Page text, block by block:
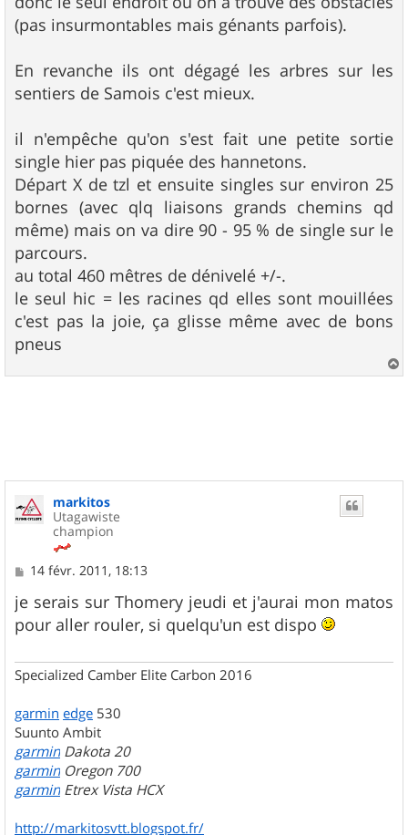
(pas insurmontables mais génants parfois).
En revanche ils ont dégagé les arbres sur les
sentiers de Samois c'est mieux.
il n'empêche qu'on s'est fait une petite sortie
single hier pas piquée des hannetons.
Départ X de tzl et ensuite singles sur environ 25
bornes (avec qlq liaisons grands chemins qd
même) mais on va dire 90 - 95 % de single sur le
parcours.
au total 460 mêtres de dénivelé +/-.
le seul hic = les racines qd elles sont mouillées
c'est pas la joie, ça glisse même avec de bons
pneus
a
markitos
Utagawiste
champion
M
s
s
a
14 févr. 2011, 18:13
je serais sur Thomery jeudi et j'aurai mon matos
pour aller rouler, si quelqu'un est dispo
Specialized Camber Elite Carbon 2016
garmin edge 530
Suunto Ambit
garmin Dakota 20
garmin Oregon 700
garmin Etrex Vista HCX
http://markitosvtt.blogspot.fr/